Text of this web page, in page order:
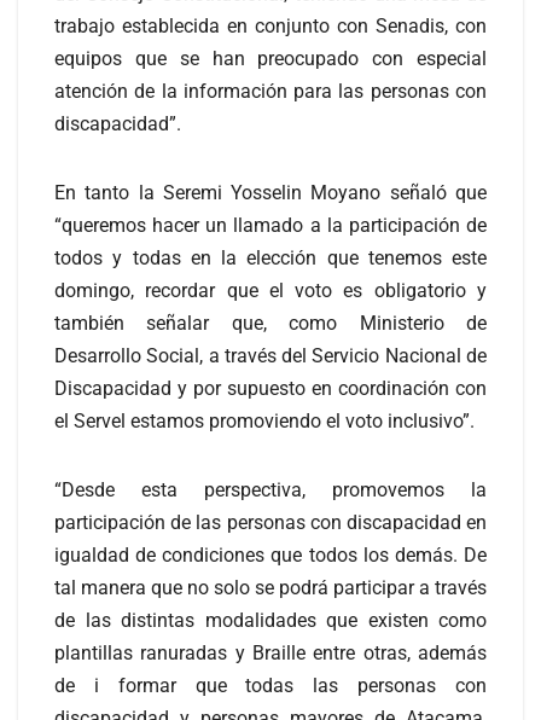
trabajo establecida en conjunto con Senadis, con
equipos que se han preocupado con especial
atención de la información para las personas con
discapacidad”.
En tanto la Seremi Yosselin Moyano señaló que
“queremos hacer un llamado a la participación de
todos y todas en la elección que tenemos este
domingo, recordar que el voto es obligatorio y
también señalar que, como Ministerio de
Desarrollo Social, a través del Servicio Nacional de
Discapacidad y por supuesto en coordinación con
el Servel estamos promoviendo el voto inclusivo”.
“Desde esta perspectiva, promovemos la
participación de las personas con discapacidad en
igualdad de condiciones que todos los demás. De
tal manera que no solo se podrá participar a través
de las distintas modalidades que existen como
plantillas ranuradas y Braille entre otras, además
de i formar que todas las personas con